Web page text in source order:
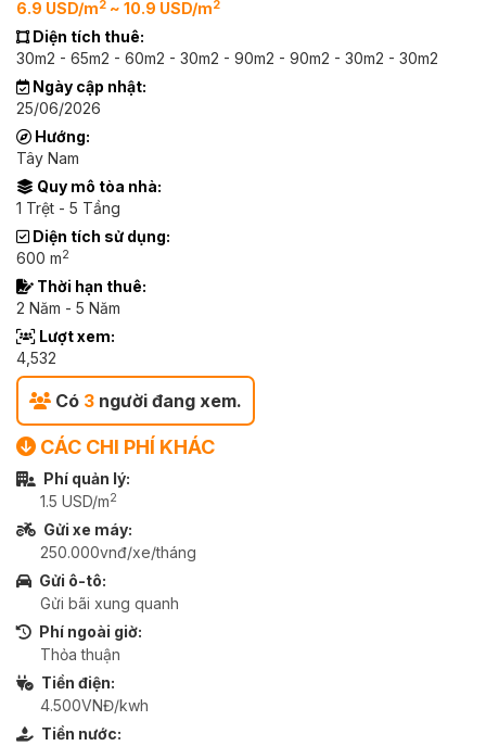
6.9 USD/m2 ~ 10.9 USD/m2
Diện tích thuê:
30m2 - 65m2 - 60m2 - 30m2 - 90m2 - 90m2 - 30m2 - 30m2
Ngày cập nhật:
25/06/2026
Hướng:
Tây Nam
Quy mô tòa nhà:
1 Trệt - 5 Tầng
Diện tích sử dụng:
600 m2
Thời hạn thuê:
2 Năm - 5 Năm
Lượt xem:
4,532
Có 3 người đang xem.
CÁC CHI PHÍ KHÁC
Phí quản lý:
1.5 USD/m2
Gửi xe máy:
250.000vnđ/xe/tháng
Gửi ô-tô:
Gửi bãi xung quanh
Phí ngoài giờ:
Thỏa thuận
Tiền điện:
4.500VNĐ/kwh
Tiền nước: